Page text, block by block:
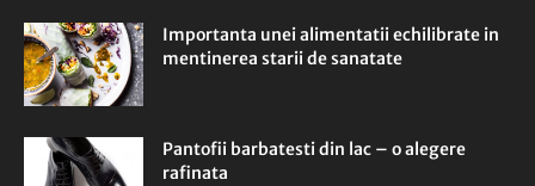
Importanta unei alimentatii echilibrate in
mentinerea starii de sanatate
Pantofii barbatesti din lac – o alegere
rafinata